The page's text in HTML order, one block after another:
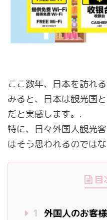
ここ数年、日本を訪れ
みると、日本は観光国
だと実感します。.
特に、日々外国人観光
はそう思われるのではな
目
1
外国人のお客